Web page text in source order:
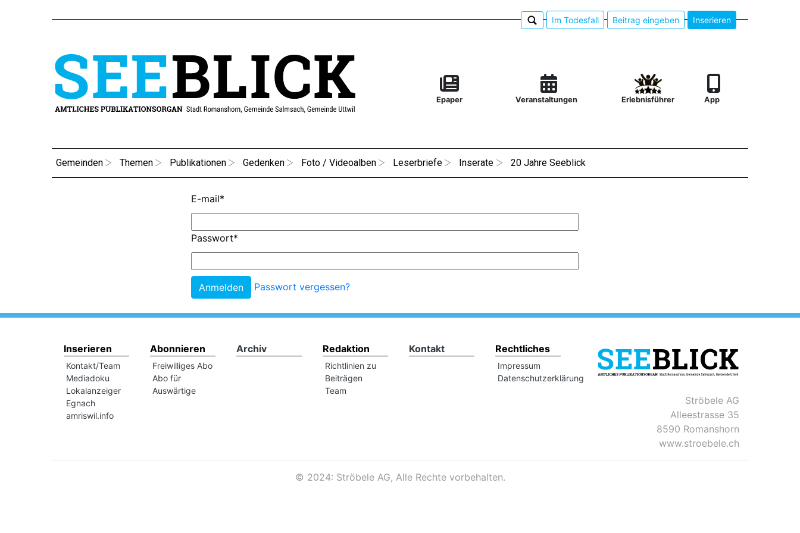
Im Todesfall Beitrag eingeben Inserieren
Epaper Veranstaltungen Erlebnisführer App
Gemeinden Themen Publikationen Gedenken Foto / Videoalben Leserbriefe Inserate 20 Jahre Seeblick
E-mail*
Passwort*
Passwort vergessen?
Inserieren
Kontakt/Team
Mediadoku
Lokalanzeiger
Egnach
amriswil.info
Abonnieren
Freiwilliges Abo
Abo für
Auswärtige
Archiv Redaktion
Richtlinien zu
Beiträgen
Team
Kontakt Rechtliches
Impressum
Datenschutzerklärung
Ströbele AG
Alleestrasse 35
8590 Romanshorn
www.stroebele.ch
© 2024: Ströbele AG, Alle Rechte vorbehalten.